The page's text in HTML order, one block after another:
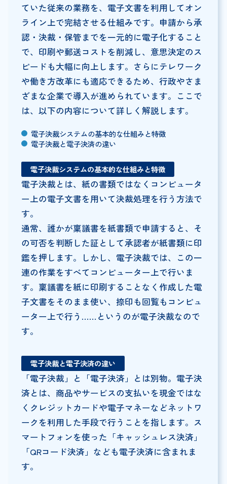
ていた従来の業務を、電子文書を利用してオン
ライン上で完結させる仕組みです。申請から承
認・決裁・保管までを一元的に電子化すること
で、印刷や郵送コストを削減し、意思決定のス
ピードも大幅に向上します。さらにテレワーク
や働き方改革にも適応できるため、行政やさま
ざまな企業で導入が進められています。ここで
は、以下の内容について詳しく解説します。
電子決裁システムの基本的な仕組みと特徴
電子決裁と電子決済の違い
電子決裁システムの基本的な仕組みと特徴
電子決裁とは、紙の書類ではなくコンピュータ
ー上の電子文書を用いて決裁処理を行う方法で
す。
通常、誰かが稟議書を紙書類で申請すると、そ
の可否を判断した証として承認者が紙書類に印
鑑を押します。しかし、電子決裁では、この一
連の作業をすべてコンピューター上で行いま
す。稟議書を紙に印刷することなく作成した電
子文書をそのまま使い、捺印も回覧もコンピュ
ーター上で行う……というのが電子決裁なので
す。
電子決裁と電子決済の違い
「電子決裁」と「電子決済」とは別物。電子決
済とは、商品やサービスの支払いを現金ではな
くクレジットカードや電子マネーなどネットワ
ークを利用した手段で行うことを指します。ス
マートフォンを使った「キャッシュレス決済」
「QRコード決済」なども電子決済に含まれま
す。